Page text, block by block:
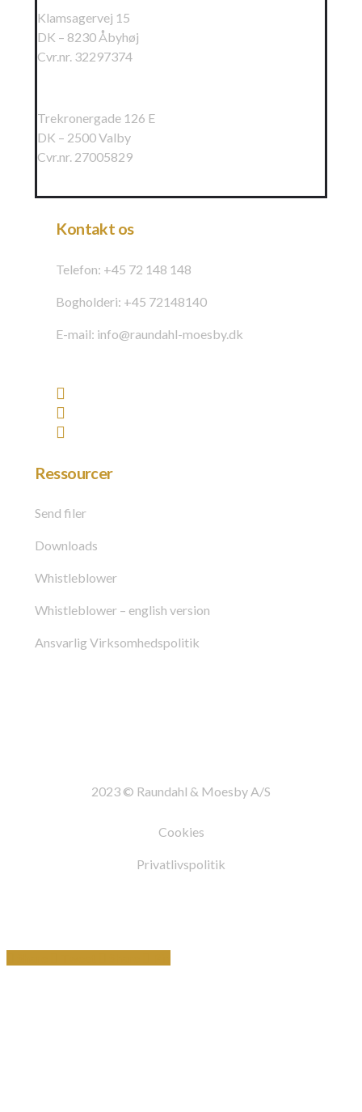
Klamsagervej 15
DK – 8230 Åbyhøj
Cvr.nr. 32297374
Trekronergade 126 E
DK – 2500 Valby
Cvr.nr. 27005829
Kontakt os
Telefon: +45 72 148 148
Bogholderi: +45 72148140
E-mail: info@raundahl-moesby.dk
Ressourcer
Send filer
Downloads
Whistleblower
Whistleblower – english version
Ansvarlig Virksomhedspolitik
2023 © Raundahl & Moesby A/S
Cookies
Privatlivspolitik